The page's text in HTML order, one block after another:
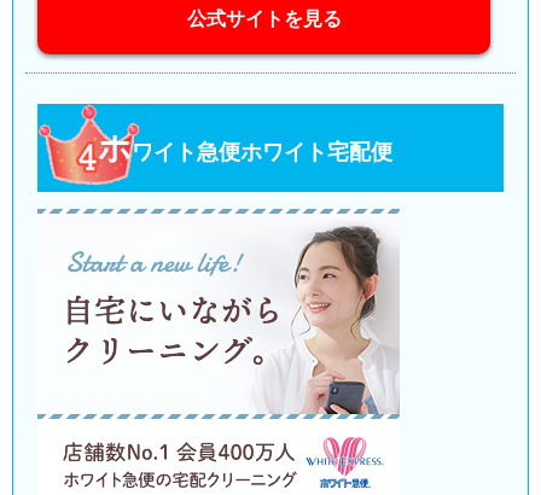
公式サイトを見る
ホワイト急便ホワイト宅配便